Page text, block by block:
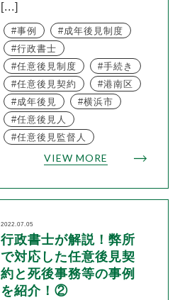
[...]
事例
成年後見制度
行政書士
任意後見制度
手続き
任意後見契約
港南区
成年後見
横浜市
任意後見人
任意後見監督人
VIEW MORE
2022.07.05
行政書士が解説！弊所
で対応した任意後見契
約と死後事務等の事例
を紹介！②